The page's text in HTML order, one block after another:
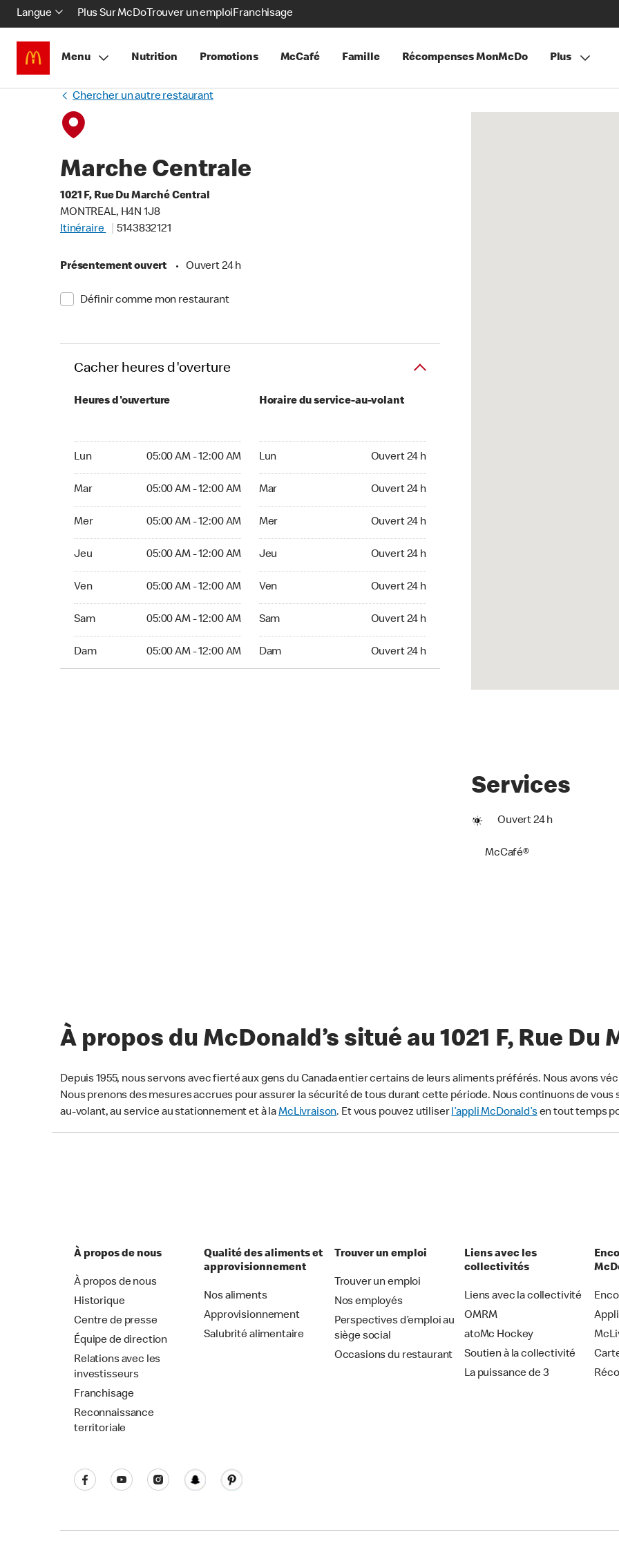
Langue Plus Sur McDoTrouver un emploiFranchisage
Menu Nutrition Promotions McCafé Famille Récompenses MonMcDo Plus
Chercher un autre restaurant
Marche Centrale
1021 F, Rue Du Marché Central
MONTREAL, H4N 1J8
Itinéraire
5143832121
Présentement ouvert • Ouvert 24 h
Définir comme mon restaurant
Cacher heures d'overture
Heures d'ouverture
Lun 05:00 AM - 12:00 AM
Mar 05:00 AM - 12:00 AM
Mer 05:00 AM - 12:00 AM
Jeu 05:00 AM - 12:00 AM
Ven 05:00 AM - 12:00 AM
Sam 05:00 AM - 12:00 AM
Dam 05:00 AM - 12:00 AM
Horaire du service-au-volant
Lun Ouvert 24 h
Mar Ouvert 24 h
Mer Ouvert 24 h
Jeu Ouvert 24 h
Ven Ouvert 24 h
Sam Ouvert 24 h
Dam Ouvert 24 h
Services
Ouvert 24 h
McCafé®
À propos du McDonald’s situé au 1021 F, Rue Du
Depuis 1955, nous servons avec fierté aux gens du Canada entier certains de leurs aliments préférés. Nous avons
Nous prenons des mesures accrues pour assurer la sécurité de tous durant cette période. Nous continuons de
au-volant, au service au stationnement et à laMcLivraison. Et vous pouvez utiliserl’appli McDonald’sen tout temps
À propos de nous
À propos de nous
Historique
Centre de presse
Équipe de direction
Relations avec les
investisseurs
Franchisage
Reconnaissance
territoriale
Qualité des aliments et
approvisionnement
Nos aliments
Approvisionnement
Salubrité alimentaire
Trouver un emploi
Trouver un emploi
Nos employés
Perspectives d’emploi au
siège social
Occasions du restaurant
Liens avec les
collectivités
Liens avec la collectivité
OMRM
atoMc Hockey
Soutien à la collectivité
La puissance de 3